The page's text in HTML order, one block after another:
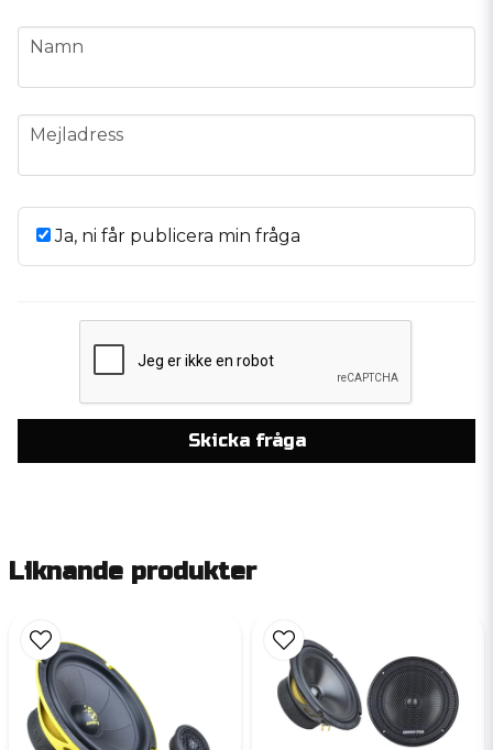
name
Namn
email
Mejladress
Ja, ni får publicera min fråga
Skicka fråga
Liknande produkter